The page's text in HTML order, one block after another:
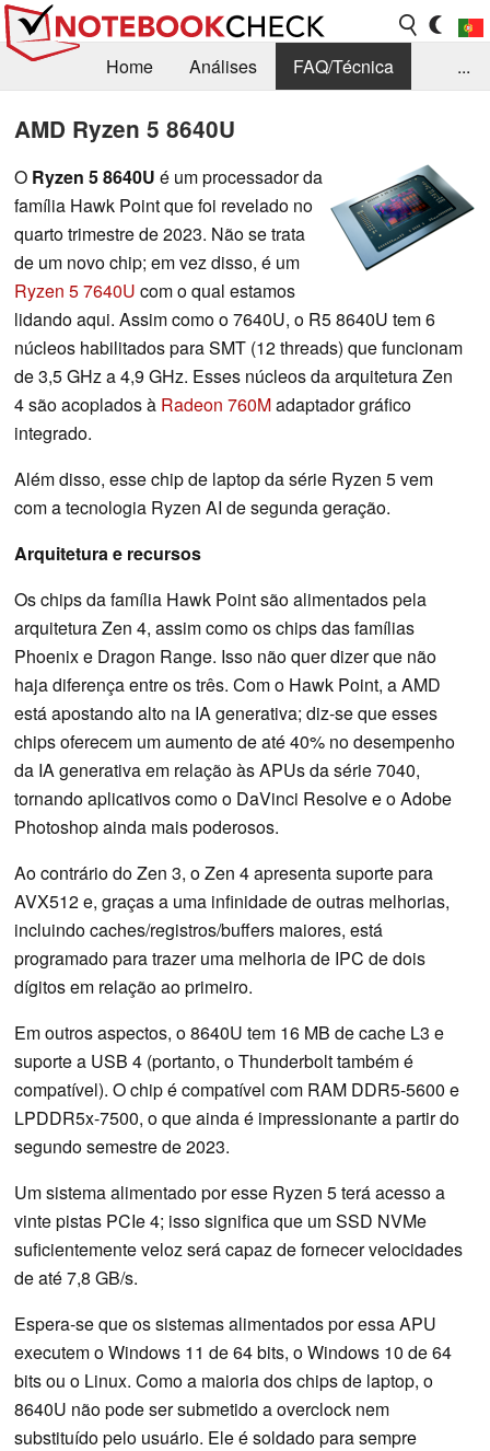
Home Análises
FAQ/Técnica
...
AMD Ryzen 5 8640U
O Ryzen 5 8640U é um processador da
família Hawk Point que foi revelado no
quarto trimestre de 2023. Não se trata
de um novo chip; em vez disso, é um
Ryzen 5 7640U com o qual estamos
lidando aqui. Assim como o 7640U, o R5 8640U tem 6
núcleos habilitados para SMT (12 threads) que funcionam
de 3,5 GHz a 4,9 GHz. Esses núcleos da arquitetura Zen
4 são acoplados à Radeon 760Madaptador gráfico
integrado.
Além disso, esse chip de laptop da série Ryzen 5 vem
com a tecnologia Ryzen AI de segunda geração.
Arquitetura e recursos
Os chips da família Hawk Point são alimentados pela
arquitetura Zen 4, assim como os chips das famílias
Phoenix e Dragon Range. Isso não quer dizer que não
haja diferença entre os três. Com o Hawk Point, a AMD
está apostando alto na IA generativa; diz-se que esses
chips oferecem um aumento de até 40% no desempenho
da IA generativa em relação às APUs da série 7040,
tornando aplicativos como o DaVinci Resolve e o Adobe
Photoshop ainda mais poderosos.
Ao contrário do Zen 3, o Zen 4 apresenta suporte para
AVX512 e, graças a uma infinidade de outras melhorias,
incluindo caches/registros/buffers maiores, está
programado para trazer uma melhoria de IPC de dois
dígitos em relação ao primeiro.
Em outros aspectos, o 8640U tem 16 MB de cache L3 e
suporte a USB 4 (portanto, o Thunderbolt também é
compatível). O chip é compatível com RAM DDR5-5600 e
LPDDR5x-7500, o que ainda é impressionante a partir do
segundo semestre de 2023.
Um sistema alimentado por esse Ryzen 5 terá acesso a
vinte pistas PCIe 4; isso significa que um SSD NVMe
suficientemente veloz será capaz de fornecer velocidades
de até 7,8 GB/s.
Espera-se que os sistemas alimentados por essa APU
executem o Windows 11 de 64 bits, o Windows 10 de 64
bits ou o Linux. Como a maioria dos chips de laptop, o
8640U não pode ser submetido a overclock nem
substituído pelo usuário. Ele é soldado para sempre